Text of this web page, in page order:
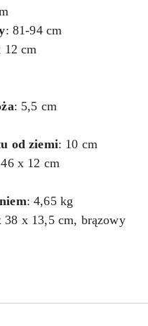
: 81-94 cm
12 cm
: 5,5 cm
od ziemi: 10 cm
x 12 cm
: 4,65 kg
38 x 13,5 cm, brązowy